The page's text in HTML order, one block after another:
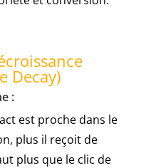
Decay)
:
est proche dans le
plus il reçoit de
plus que le clic de